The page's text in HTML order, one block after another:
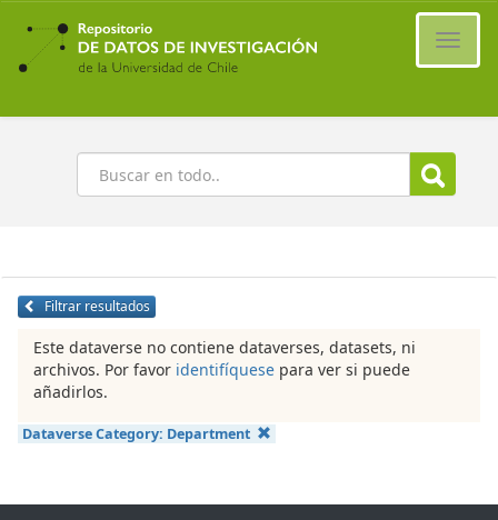
Ir
contenido
principal
Buscar
Filtrar resultados
Este dataverse no contiene dataverses, datasets, ni
archivos. Por favor identifíquese para ver si puede
añadirlos.
Dataverse Category: Department